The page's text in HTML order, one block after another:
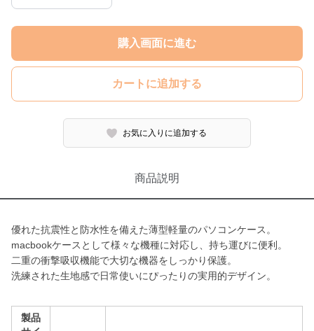
購入画面に進む
カートに追加する
お気に入りに追加する
商品説明
優れた抗震性と防水性を備えた薄型軽量のパソコンケース。
macbookケースとして様々な機種に対応し、持ち運びに便利。
二重の衝撃吸収機能で大切な機器をしっかり保護。
洗練された生地感で日常使いにぴったりの実用的デザイン。
製品